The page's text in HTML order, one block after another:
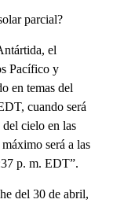
parcial?
el
Pacífico y
en temas del
cuando será
cielo en las
será a las
p. m. EDT”.
del 30 de abril,